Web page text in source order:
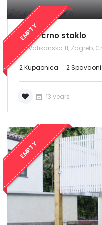
EMPTY
Kuća crno staklo
Vatikanska 11, Zagreb,
2 Kupaonica 2
13 years
EMPTY